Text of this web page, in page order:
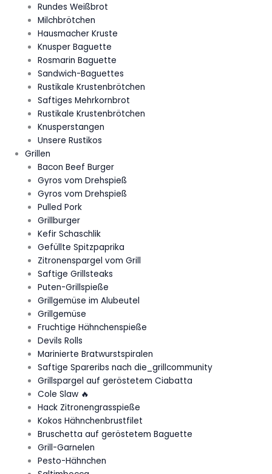
Rundes Weißbrot
Milchbrötchen
Hausmacher Kruste
Knusper Baguette
Rosmarin Baguette
Sandwich-Baguettes
Rustikale Krustenbrötchen
Saftiges Mehrkornbrot
Rustikale Krustenbrötchen
Knusperstangen
Unsere Rustikos
Grillen
Bacon Beef Burger
Gyros vom Drehspieß
Gyros vom Drehspieß
Pulled Pork
Grillburger
Kefir Schaschlik
Gefüllte Spitzpaprika
Zitronenspargel vom Grill
Saftige Grillsteaks
Puten-Grillspieße
Grillgemüse im Alubeutel
Grillgemüse
Fruchtige Hähnchenspieße
Devils Rolls
Marinierte Bratwurstspiralen
Saftige Spareribs nach die_grillcommunity
Grillspargel auf geröstetem Ciabatta
Cole Slaw 🔥
Hack Zitronengrasspieße
Kokos Hähnchenbrustfilet
Bruschetta auf geröstetem Baguette
Grill-Garnelen
Pesto-Hähnchen